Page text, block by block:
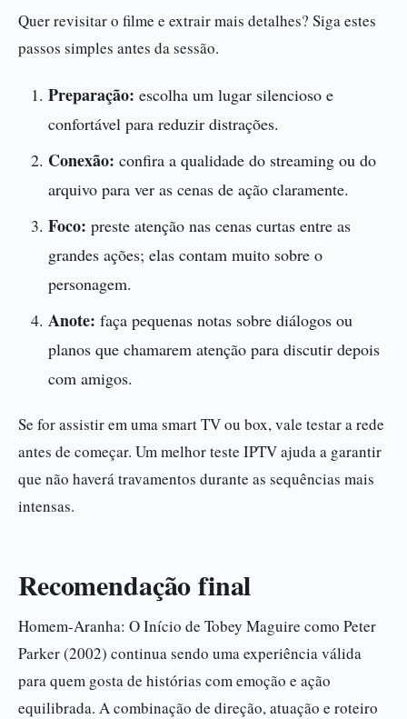
Quer revisitar o filme e extrair mais detalhes? Siga estes
passos simples antes da sessão.
Preparação: escolha um lugar silencioso e
confortável para reduzir distrações.
Conexão: confira a qualidade do streaming ou do
arquivo para ver as cenas de ação claramente.
Foco: preste atenção nas cenas curtas entre as
grandes ações; elas contam muito sobre o
personagem.
Anote: faça pequenas notas sobre diálogos ou
planos que chamarem atenção para discutir depois
com amigos.
Se for assistir em uma smart TV ou box, vale testar a rede
antes de começar. Um melhor teste IPTV ajuda a garantir
que não haverá travamentos durante as sequências mais
intensas.
Recomendação final
Homem-Aranha: O Início de Tobey Maguire como Peter
Parker (2002) continua sendo uma experiência válida
para quem gosta de histórias com emoção e ação
equilibrada. A combinação de direção, atuação e roteiro